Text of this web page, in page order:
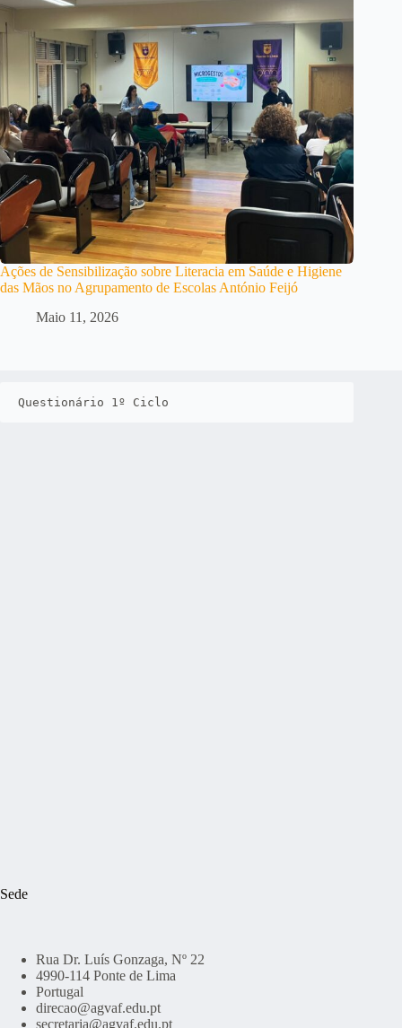
Ações de Sensibilização sobre Literacia em Saúde e Higiene
das Mãos no Agrupamento de Escolas António Feijó
Maio 11, 2026
Questionário 1º Ciclo
Sede
Rua Dr. Luís Gonzaga, Nº 22
4990-114 Ponte de Lima
Portugal
direcao@agvaf.edu.pt
secretaria@agvaf.edu.pt